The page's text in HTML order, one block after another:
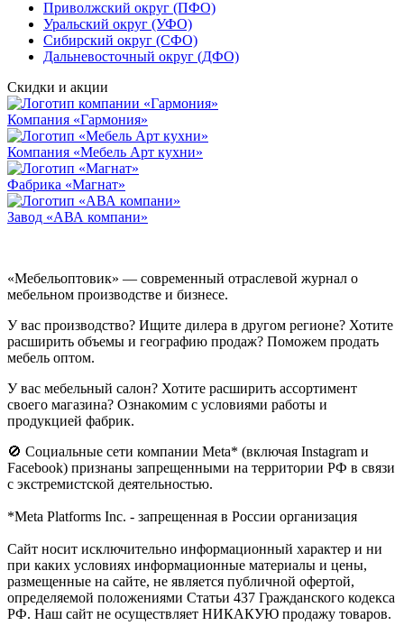
Приволжский округ (ПФО)
Уральский округ (УФО)
Сибирский округ (СФО)
Дальневосточный округ (ДФО)
Скидки и акции
Компания «Гармония»
Компания «Мебель Арт кухни»
Фабрика «Магнат»
Завод «АВА компани»
«Мебельоптовик» — современный отраслевой журнал о
мебельном производстве и бизнесе.
У вас производство? Ищите дилера в другом регионе? Хотите
расширить объемы и географию продаж? Поможем продать
мебель оптом.
У вас мебельный салон? Хотите расширить ассортимент
своего магазина? Ознакомим с условиями работы и
продукцией фабрик.
🚫 Социальные сети компании Meta* (включая Instagram и
Facebook) признаны запрещенными на территории РФ в связи
с экстремистской деятельностью.
*Meta Platforms Inc. - запрещенная в России организация
Cайт носит исключительно информационный характер и ни
при каких условиях информационные материалы и цены,
размещенные на сайте, не является публичной офертой,
определяемой положениями Статьи 437 Гражданского кодекса
РФ. Наш сайт не осуществляет НИКАКУЮ продажу товаров.